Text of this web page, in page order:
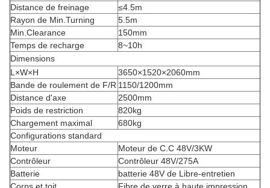
Distance de freinage
≤4.5m
Rayon de Min.Turning
5.5m
Min.Clearance
150mm
Temps de recharge
8~10h
Dimensions
L×W×H
3650×1520×2060mm
Bande de roulement de F/R 1150/1200mm
Distance d'axe
2500mm
Poids de restriction
820kg
Chargement maximal
680kg
Configurations standard
Moteur
Moteur de C.C 48V/3KW
Contrôleur
Contrôleur 48V/275A
Batterie
batterie 48V de Libre-entretien